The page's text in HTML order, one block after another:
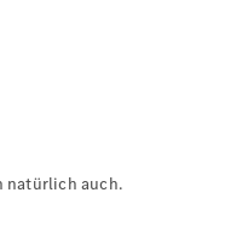
natürlich auch.